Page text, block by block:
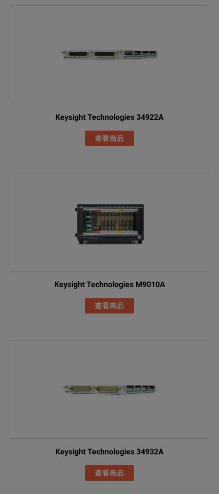
Keysight Technologies 34922A
查看商品
Keysight Technologies M9010A
查看商品
Keysight Technologies 34932A
查看商品